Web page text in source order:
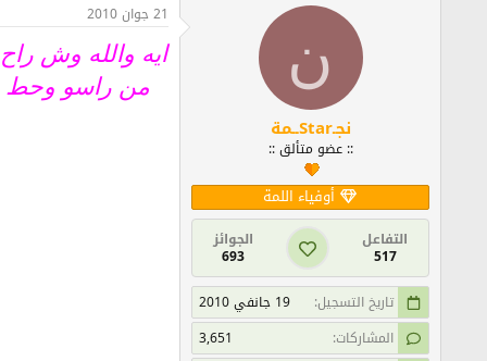
ن
نجـStarــمة
:: عضو متألق ::
أوفياء اللمة
التفاعل
517
الجوائز
693
تاريخ التسجيل
19 جانفي 2010
المشاركات
3,651
21 جوان 2010
ايه والله وش
من راسو وحط